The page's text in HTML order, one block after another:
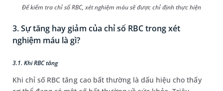
Để kiểm tra chỉ số RBC, xét nghiệm máu sẽ được chỉ định thực hiện
3. Sự tăng hay giảm của chỉ số RBC trong xét
nghiệm máu là gì?
3.1. Khi RBC tăng
Khi chỉ số RBC tăng cao bất thường là dấu hiệu cho thấy